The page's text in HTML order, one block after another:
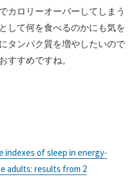
カロリーオーバーしてしまう
して何を食べるのかにも気を
タンパク質を増やしたいので
すすめですね。
indexes of sleep in energy-
adults: results from 2